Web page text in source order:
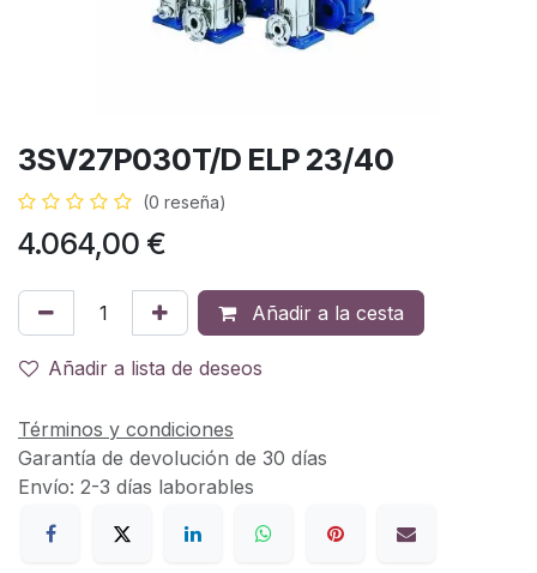
3SV27P030T/D ELP 23/40
(0 reseña)
4.064,00 €
Añadir a la cesta
Añadir a lista de deseos
Términos y condiciones
Garantía de devolución de 30 días
Envío: 2-3 días laborables